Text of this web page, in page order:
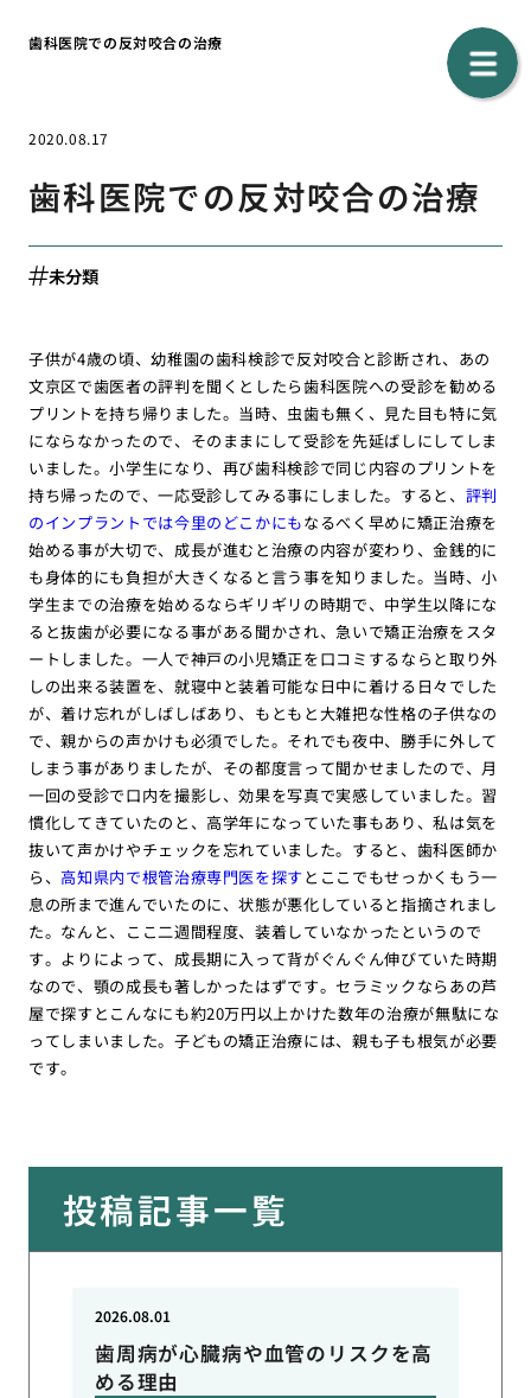
歯科医院での反対咬合の治療
2020.08.17
歯科医院での反対咬合の治療
未分類
子供が4歳の頃、幼稚園の歯科検診で反対咬合と診断され、あの
文京区で歯医者の評判を聞くとしたら歯科医院への受診を勧める
プリントを持ち帰りました。当時、虫歯も無く、見た目も特に気
にならなかったので、そのままにして受診を先延ばしにしてしま
いました。小学生になり、再び歯科検診で同じ内容のプリントを
持ち帰ったので、一応受診してみる事にしました。すると、 評判
のインプラントでは今里のどこかにもなるべく早めに矯正治療を
始める事が大切で、成長が進むと治療の内容が変わり、金銭的に
も身体的にも負担が大きくなると言う事を知りました。当時、小
学生までの治療を始めるならギリギリの時期で、中学生以降にな
ると抜歯が必要になる事がある聞かされ、急いで矯正治療をスタ
ートしました。一人で神戸の小児矯正を口コミするならと取り外
しの出来る装置を、就寝中と装着可能な日中に着ける日々でした
が、着け忘れがしばしばあり、もともと大雑把な性格の子供なの
で、親からの声かけも必須でした。それでも夜中、勝手に外して
しまう事がありましたが、その都度言って聞かせましたので、月
一回の受診で口内を撮影し、効果を写真で実感していました。習
慣化してきていたのと、高学年になっていた事もあり、私は気を
抜いて声かけやチェックを忘れていました。すると、歯科医師か
ら、高知県内で根管治療専門医を探すとここでもせっかくもう一
息の所まで進んでいたのに、状態が悪化していると指摘されまし
た。なんと、ここ二週間程度、装着していなかったというので
す。よりによって、成長期に入って背がぐんぐん伸びていた時期
なので、顎の成長も著しかったはずです。セラミックならあの芦
屋で探すとこんなにも約20万円以上かけた数年の治療が無駄にな
ってしまいました。子どもの矯正治療には、親も子も根気が必要
です。
投稿記事一覧
歯周病が心臓病や血管のリスクを高
める理由
2026.08.01